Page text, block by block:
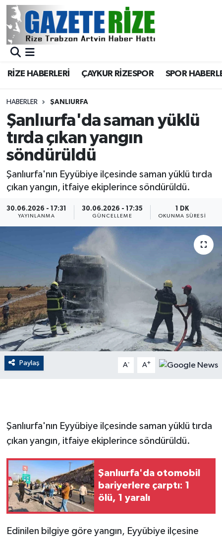
RİZE HABERLERİ ÇAYKUR RİZESPOR SPOR
HABERLER ŞANLIURFA
Şanlıurfa'da saman yüklü
tırda çıkan yangın
söndürüldü
Şanlıurfa'nın Eyyübiye ilçesinde saman yüklü tırda
çıkan yangın, itfaiye ekiplerince söndürüldü.
30.06.2026 - 17:31
YAYINLANMA
30.06.2026 - 17:35
GÜNCELLEME
1 DK
OKUNMA SÜRESI
Paylaş A- A+
Şanlıurfa'nın Eyyübiye ilçesinde saman yüklü tırda
çıkan yangın, itfaiye ekiplerince söndürüldü.
Şanlıurfa'da otomobil
bariyerlere çarptı: 1
ölü, 1 yaralı
Edinilen bilgiye göre yangın, Eyyübiye ilçesine
BÖLGEMİZ
Asayiş
Rize Jandarma Komutanlığı
Bilim Teknoloji
Advertising news
Canlı Maç
Dış Haberler
Dünya
EĞİTİM
EKONOMİ
English News
Gayrimenkul
GENEL
GÜNDEM
Merkez Nöbetçi Eczaneler
Merkez Trafik Yoğunluk Haritası
Süper Lig Puan Durumu ve Fikstür
Tüm Manşetler
Haber Arşivi